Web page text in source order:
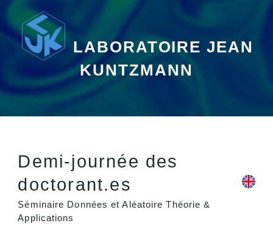
LABORATOIRE JEAN
KUNTZMANN
Demi-journée des
doctorant.es
Séminaire Données et Aléatoire Théorie &
Applications